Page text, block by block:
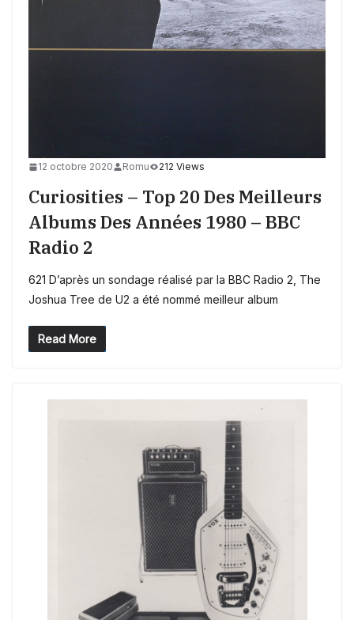
12 octobre 2020 Romu 212 Views
Curiosities – Top 20 Des Meilleurs
Albums Des Années 1980 – BBC
Radio 2
621 D’après un sondage réalisé par la BBC Radio 2, The
Joshua Tree de U2 a été nommé meilleur album
Read More